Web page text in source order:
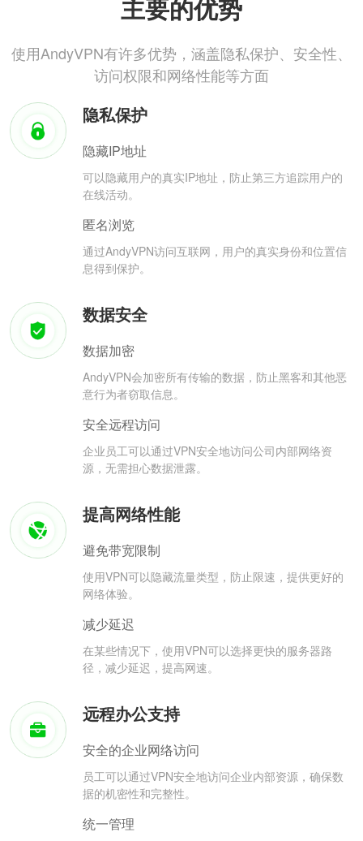
主要的优势
使用AndyVPN有许多优势，涵盖隐私保护、安全性、
访问权限和网络性能等方面
隐私保护
隐藏IP地址
可以隐藏用户的真实IP地址，防止第三方追踪用户的
在线活动。
匿名浏览
通过AndyVPN访问互联网，用户的真实身份和位置信
息得到保护。
数据安全
数据加密
AndyVPN会加密所有传输的数据，防止黑客和其他恶
意行为者窃取信息。
安全远程访问
企业员工可以通过VPN安全地访问公司内部网络资
源，无需担心数据泄露。
提高网络性能
避免带宽限制
使用VPN可以隐藏流量类型，防止限速，提供更好的
网络体验。
减少延迟
在某些情况下，使用VPN可以选择更快的服务器路
径，减少延迟，提高网速。
远程办公支持
安全的企业网络访问
员工可以通过VPN安全地访问企业内部资源，确保数
据的机密性和完整性。
统一管理